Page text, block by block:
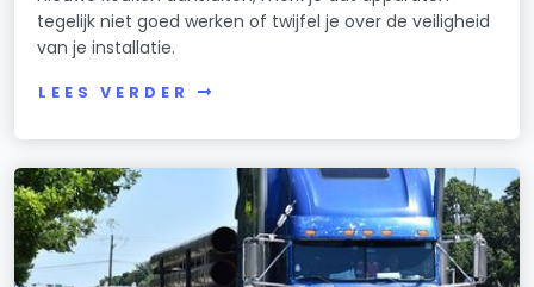
tegelijk niet goed werken of twijfel je over de veiligheid
van je installatie.
LEES VERDER